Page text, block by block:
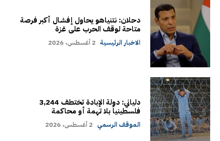
دحلان: نتنياهو يحاول إفشال أكبر فرصة
متاحة لوقف الحرب على غزة
الاخبار الرئيسية 2 أغسطس، 2026
دلياني: دولة الإبادة تختطف 3,244
فلسطينياً بلا تهمة أو محاكمة
الموقف الرسمي 2 أغسطس، 2026